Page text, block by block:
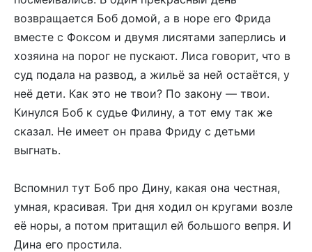
возвращается Боб домой, а в норе его Фрида
вместе с Фоксом и двумя лисятами заперлись и
хозяина на порог не пускают. Лиса говорит, что в
суд подала на развод, а жильё за ней остаётся, у
неё дети. Как это не твои? По закону — твои.
Кинулся Боб к судье Филину, а тот ему так же
сказал. Не имеет он права Фриду с детьми
выгнать.
Вспомнил тут Боб про Дину, какая она честная,
умная, красивая. Три дня ходил он кругами возле
её норы, а потом притащил ей большого вепря. И
Дина его простила.